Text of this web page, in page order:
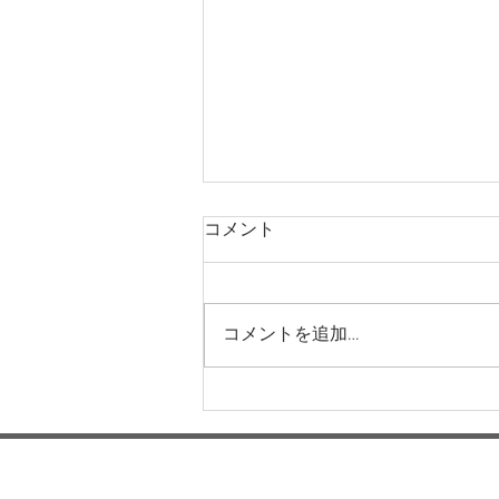
運動会に向けてー梅賀山保育
園 益田市保育園
コメント
コメントを追加…